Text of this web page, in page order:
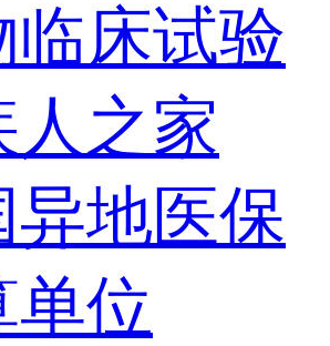
临床试验
人之家
异地医保
单位